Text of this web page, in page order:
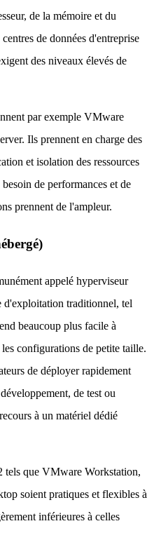
de la mémoire et du
de données d'entreprise
des niveaux élevés de
par exemple VMware
Ils prennent en charge des
et isolation des ressources
de performances et de
prennent de l'ampleur.
appelé hyperviseur
d'exploitation traditionnel, tel
beaucoup plus facile à
configurations de petite taille.
de déployer rapidement
de test ou
à un matériel dédié
tels que VMware Workstation,
soient pratiques et flexibles à
inférieures à celles